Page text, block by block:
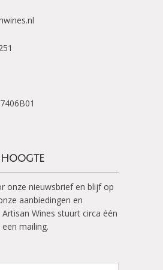
hoogte
onze nieuwsbrief en blijf op
aanbiedingen en
Wines stuurt circa één
mailing.